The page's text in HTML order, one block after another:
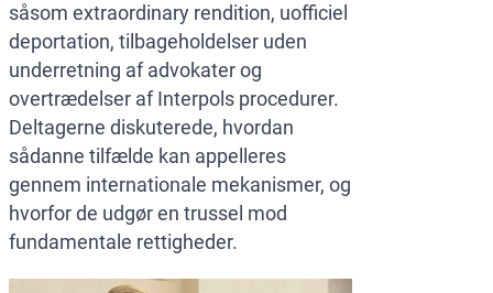
såsom extraordinary rendition, uofficiel
deportation, tilbageholdelser uden
underretning af advokater og
overtrædelser af Interpols procedurer.
Deltagerne diskuterede, hvordan
sådanne tilfælde kan appelleres
gennem internationale mekanismer, og
hvorfor de udgør en trussel mod
fundamentale rettigheder.